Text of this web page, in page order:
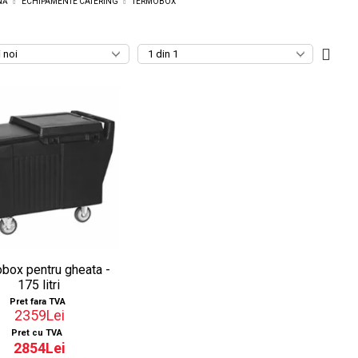
pentru gheata -
175 litri
Pret fara TVA
2359Lei
Pret cu TVA
2854Lei